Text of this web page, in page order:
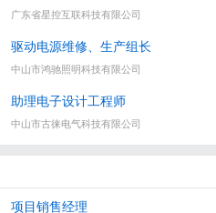
广东省星控互联科技有限公司
驱动电源维修、生产组长
中山市鸿驰照明科技有限公司
助理电子设计工程师
中山市古徕电气科技有限公司
项目销售经理